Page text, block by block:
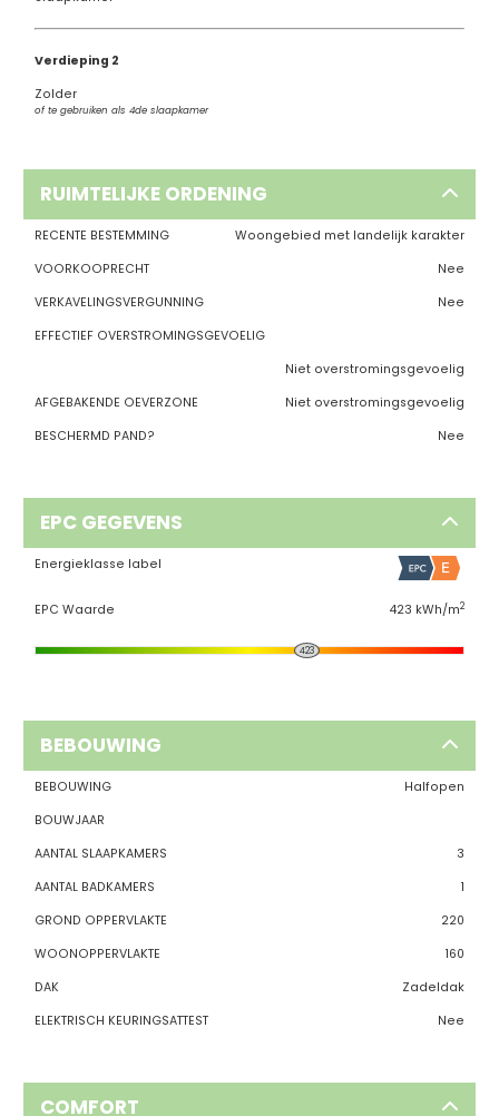
Verdieping 2
Zolder
of te gebruiken als 4de slaapkamer
RUIMTELIJKE ORDENING
RECENTE BESTEMMING
Woongebied met landelijk karakter
VOORKOOPRECHT
Nee
VERKAVELINGSVERGUNNING
Nee
EFFECTIEF OVERSTROMINGSGEVOELIG
Niet overstromingsgevoelig
AFGEBAKENDE OEVERZONE
Niet overstromingsgevoelig
BESCHERMD PAND?
Nee
EPC GEGEVENS
Energieklasse label
EPC Waarde 423 kWh/m2
423
BEBOUWING
BEBOUWING
Halfopen
BOUWJAAR
AANTAL SLAAPKAMERS
3
AANTAL BADKAMERS
1
GROND OPPERVLAKTE
220
WOONOPPERVLAKTE
160
DAK
Zadeldak
ELEKTRISCH KEURINGSATTEST
Nee
COMFORT